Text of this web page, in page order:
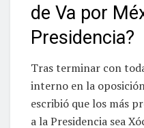
de Va por
Presidencia?
Tras terminar con
interno en la
escribió que los más
a la Presidencia sea